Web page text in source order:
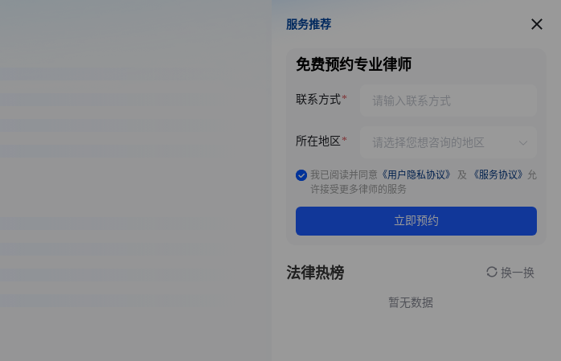
服务推荐
服务推荐
免费预约专业律师
联系方式
所在地区
我已阅读并同意 《用户隐私协议》 及 《服务协议》 允
许接受更多律师的服务
立即预约
法律热榜 换一换
暂无数据